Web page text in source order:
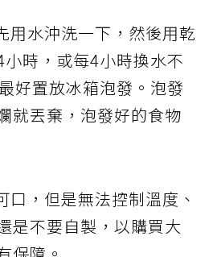
用水沖洗一下，然後用乾
時，或每4小時換水不
好置放冰箱泡發。泡發
就丟棄，泡發好的食物
口，但是無法控制溫度、
是不要自製，以購買大